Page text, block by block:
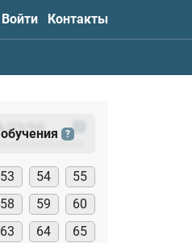
Войти Контакты
(23
?
53 54
55
58 59
60
63 64
65